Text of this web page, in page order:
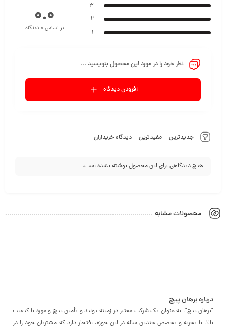
جدیدترین مفیدترین دیدگاه خریداران
هیچ دیدگاهی برای این محصول نوشته نشده است.
3
2
1
0.0
بر اساس 0 دیدگاه
نظر خود را در مورد این محصول بنویسید ...
افزودن دیدگاه
محصولات مشابه
درباره برهان پیچ
"برهان پیچ"، به عنوان یک شرکت معتبر در زمینه تولید و تأمین پیچ و مهره با کیفیت
بالا، با تجربه و تخصص چندین ساله در این حوزه، افتخار دارد که مشتریان خود را در